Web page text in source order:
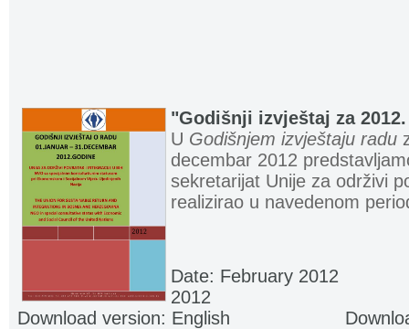
"Godišnji izvještaj za
U Godišnjem izvještaju radu
decembar 2012
sekretarijat Unije za održivi
realizirao u navedenom
Date: February 2012
2012
Download version: English